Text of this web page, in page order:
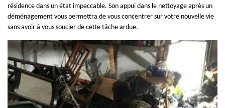
résidence dans un état impeccable. Son appui dans le nettoyage après un
déménagement vous permettra de vous concentrer sur votre nouvelle vie
sans avoir à vous soucier de cette tâche ardue.